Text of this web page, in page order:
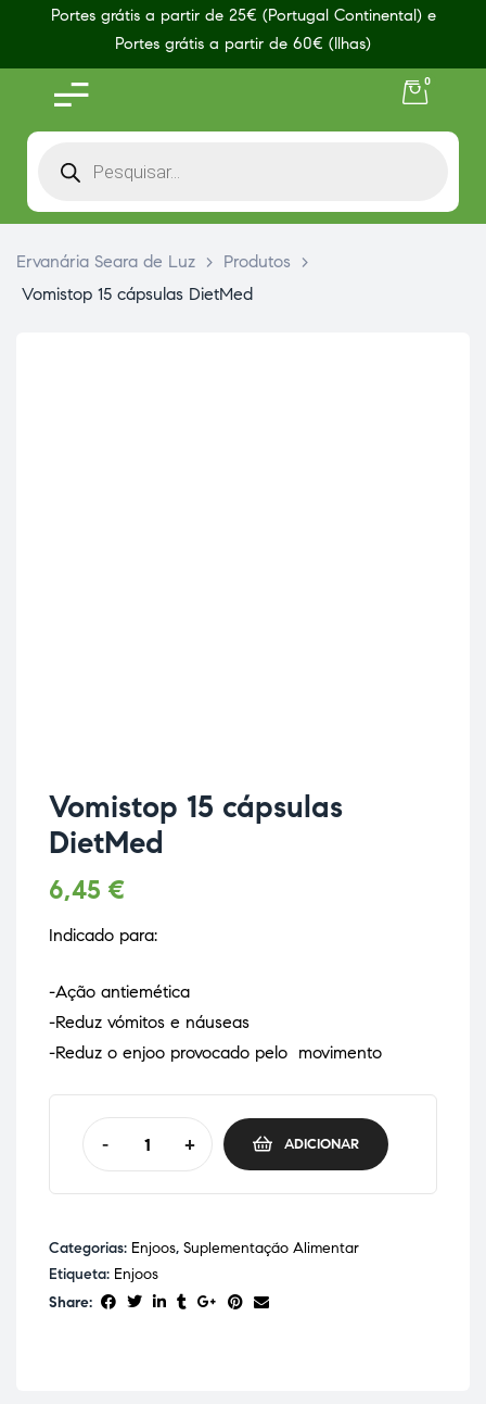
Portes grátis a partir de 25€ (Portugal Continental) e
Portes grátis a partir de 60€ (Ilhas)
0
Ervanária Seara de Luz > Produtos
>
Vomistop 15 cápsulas DietMed
Vomistop 15 cápsulas
DietMed
6,45 €
Indicado para:
-Ação antiemética
-Reduz vómitos e náuseas
-Reduz o enjoo provocado pelo movimento
- + ADICIONAR
Categorias: Enjoos, Suplementação Alimentar
Etiqueta: Enjoos
Share: